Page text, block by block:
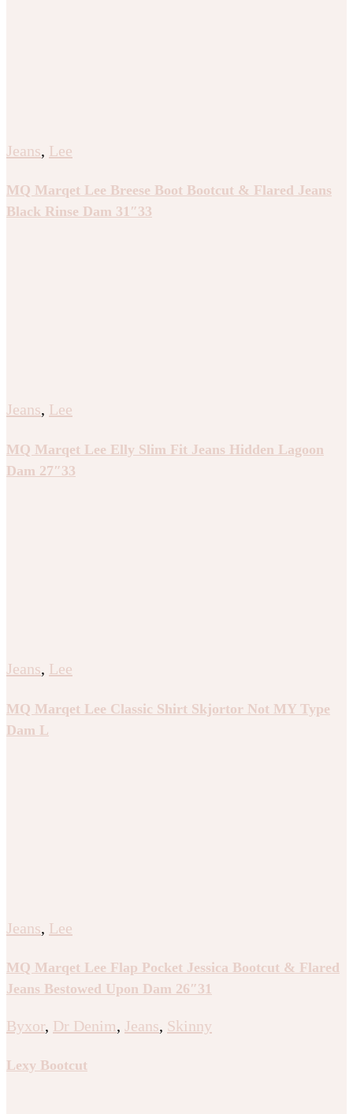
Jeans, Lee
MQ Marqet Lee Breese Boot Bootcut & Flared Jeans
Black Rinse Dam 31″33
Jeans, Lee
MQ Marqet Lee Elly Slim Fit Jeans Hidden Lagoon
Dam 27″33
Jeans, Lee
MQ Marqet Lee Classic Shirt Skjortor Not MY Type
Dam L
Jeans, Lee
MQ Marqet Lee Flap Pocket Jessica Bootcut & Flared
Jeans Bestowed Upon Dam 26″31
Byxor, Dr Denim, Jeans, Skinny
Lexy Bootcut